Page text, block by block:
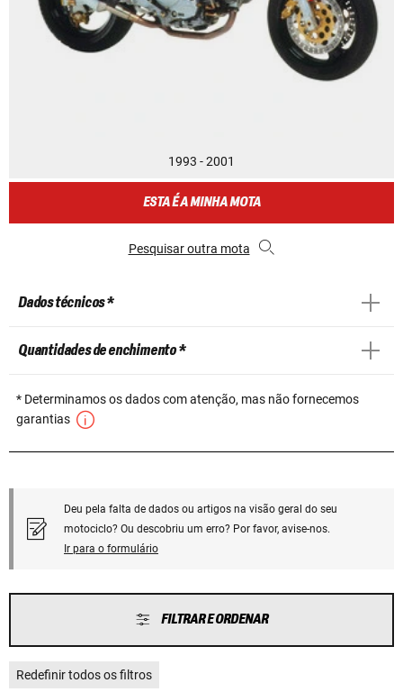
1993 - 2001
ESTA É A MINHA MOTA
Pesquisar outra mota
Dados técnicos *
Quantidades de enchimento *
* Determinamos os dados com atenção, mas não fornecemos
garantias
Deu pela falta de dados ou artigos na visão geral do seu
motociclo? Ou descobriu um erro? Por favor, avise-nos.
Ir para o formulário
FILTRAR E ORDENAR
Redefinir todos os filtros